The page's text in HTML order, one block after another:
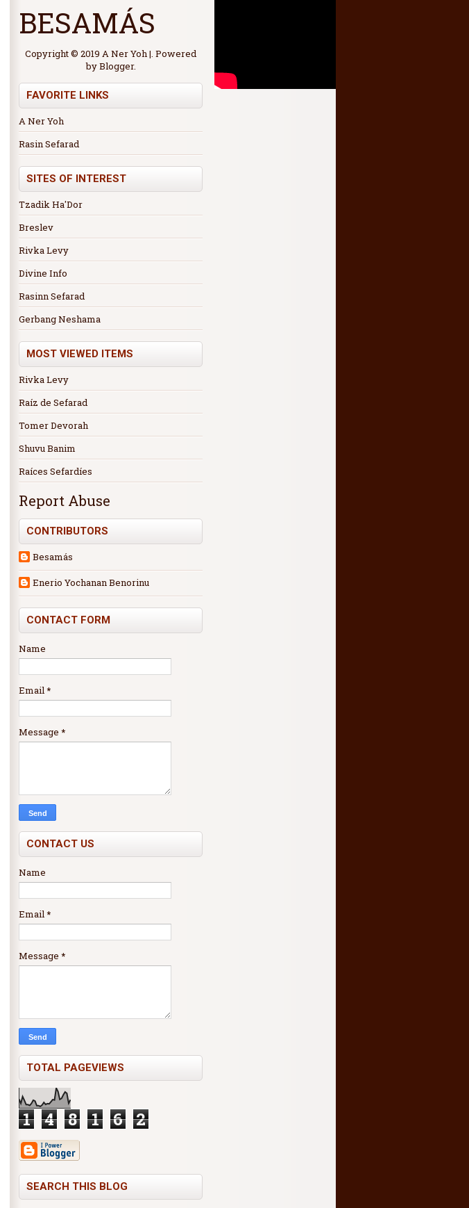
BESAMÁS
Copyright © 2019 A Ner Yoh |. Powered
byBlogger.
FAVORITE LINKS
A Ner Yoh
Rasin Sefarad
SITES OF INTEREST
Tzadik Ha'Dor
Breslev
Rivka Levy
Divine Info
Rasinn Sefarad
Gerbang Neshama
MOST VIEWED ITEMS
Rivka Levy
Raíz de Sefarad
Tomer Devorah
Shuvu Banim
Raíces Sefardíes
Report Abuse
CONTRIBUTORS
Besamás
Enerio Yochanan Benorinu
CONTACT FORM
Name
Email *
Message *
CONTACT US
Name
Email *
Message *
TOTAL PAGEVIEWS
1 4 8 1 6 2
SEARCH THIS BLOG